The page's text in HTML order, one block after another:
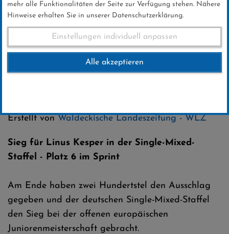
Sieg für Linus Kesper bei der
Junioren-EM
Erstellt vonWaldeckische Landeszeitung - WLZ
Sieg für Linus Kesper in der Single-Mixed-
Staffel - Platz 6 im Sprint
Am Ende haben zwei Hundertstel den Ausschlag
gegeben und der deutschen Single-Mixed-Staffel
den Sieg bei der offenen europäischen
Juniorenmeisterschaft gebracht.
mehr alle Funktionalitäten der Seite zur Verfügung stehen. Nähere
Hinweise erhalten Sie in unserer Datenschutzerklärung.
Einstellungen individuell anpassen
Alle akzeptieren